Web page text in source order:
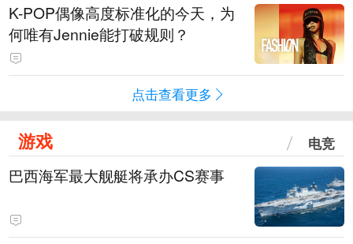
K-POP偶像高度标准化的今天，为
何唯有Jennie能打破规则？
点击查看更多
游戏 电竞
巴西海军最大舰艇将承办CS赛事